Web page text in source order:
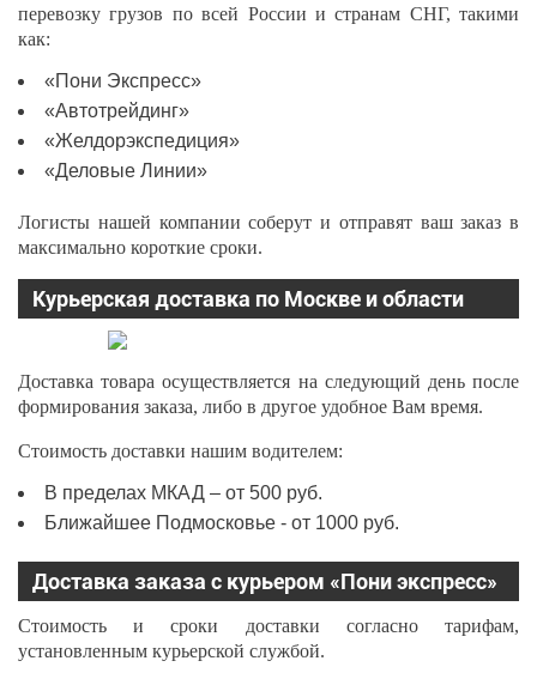
перевозку грузов по всей России и странам СНГ, такими
как:
«Пони Экспресс»
«Автотрейдинг»
«Желдорэкспедиция»
«Деловые Линии»
Логисты нашей компании соберут и отправят ваш заказ в
максимально короткие сроки.
Курьерская доставка по Москве и области
Доставка товара осуществляется на следующий день после
формирования заказа, либо в другое удобное Вам время.
Стоимость доставки нашим водителем:
В пределах МКАД – от 500 руб.
Ближайшее Подмосковье - от 1000 руб.
Доставка заказа с курьером «Пони экспресс»
Стоимость и сроки доставки согласно тарифам,
установленным курьерской службой.